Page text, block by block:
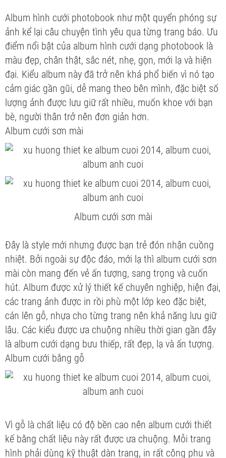
Album hình cưới photobook như một quyển phóng sự
ảnh kể lại câu chuyện tình yêu qua từng trang báo. Ưu
điểm nổi bật của album hình cưới dạng photobook là
màu đẹp, chân thật, sắc nét, nhẹ, gọn, mới lạ và hiện
đại. Kiểu album này đã trở nên khá phổ biến vì nó tạo
cảm giác gần gũi, dễ mang theo bên mình, đặc biệt số
lượng ảnh được lưu giữ rất nhiều, muốn khoe với bạn
bè, người thân trở nên đơn giản hơn.
Album cưới sơn mài
Album cưới sơn mài
Đây là style mới nhưng được bạn trẻ đón nhận cuồng
nhiệt. Bởi ngoài sự độc đáo, mới lạ thì album cưới sơn
mài còn mang đến vẻ ấn tượng, sang trọng và cuốn
hút. Album được xử lý thiết kế chuyên nghiệp, hiện đại,
các trang ảnh được in rồi phù một lớp keo đặc biệt,
cán lên gỗ, nhựa cho từng trang nên khả năng lưu giữ
lâu. Các kiểu được ưa chuộng nhiều thời gian gần đây
là album cưới dạng bưu thiếp, rất đẹp, lạ và ấn tượng.
Album cưới bằng gỗ
Vì gỗ là chất liệu có độ bền cao nên album cưới thiết
kế bằng chất liệu này rất được ưa chuộng. Mỗi trang
hình phải dùng kỹ thuật dàn trang, in rất công phu và